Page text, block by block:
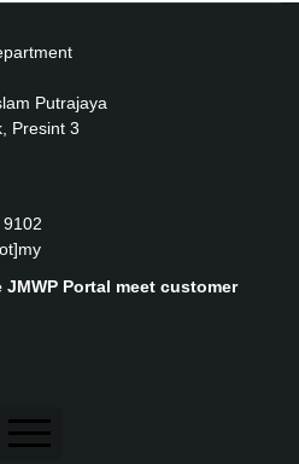
Putrajaya
Presint 3
Portal meet customer